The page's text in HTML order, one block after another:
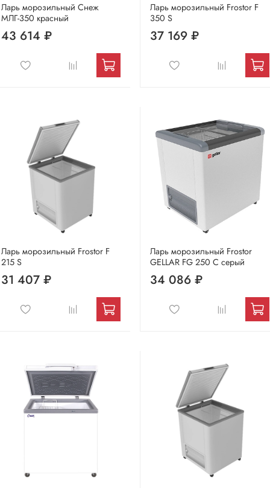
Ларь морозильный Снеж
МЛГ-350 красный
43 614 ₽
Ларь морозильный Frostor F
350 S
37 169 ₽
Ларь морозильный Frostor F
215 S
31 407 ₽
Ларь морозильный Frostor
GELLAR FG 250 C серый
34 086 ₽